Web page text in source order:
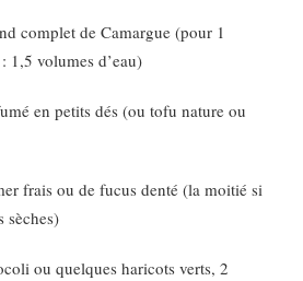
complet de Camargue (pour 1
1,5 volumes d’eau)
en petits dés (ou tofu nature ou
frais ou de fucus denté (la moitié si
sèches)
ou quelques haricots verts, 2